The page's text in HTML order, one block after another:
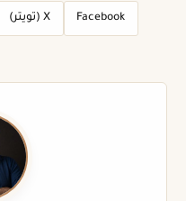
Facebook X (تويتر)